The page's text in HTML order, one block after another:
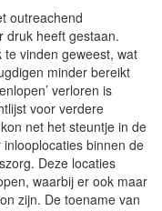
outreachend
druk heeft gestaan.
vinden geweest, wat
minder bereikt
verloren is
voor verdere
net het steuntje in de
binnen de
Deze locaties
waarbij er ook maar
zijn. De toename van